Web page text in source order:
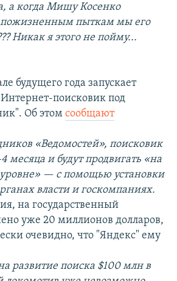
а когда Мишу Косенко
пожизненным пыткам мы его
Никак я этого не пойму...
будущего года запускает
поисковик под
Об этом сообщают
«Ведомостей», поисковик
месяца и будут продвигать «на
— с помощью установки
власти и госкомпаниях.
на государственный
уже 20 миллионов долларов,
очевидно, что "Яндекс" ему
развитие поиска $100 млн в